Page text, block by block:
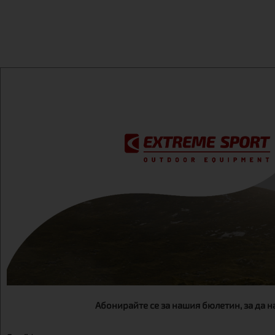
Абонирайте се за нашия бюлетин, за да